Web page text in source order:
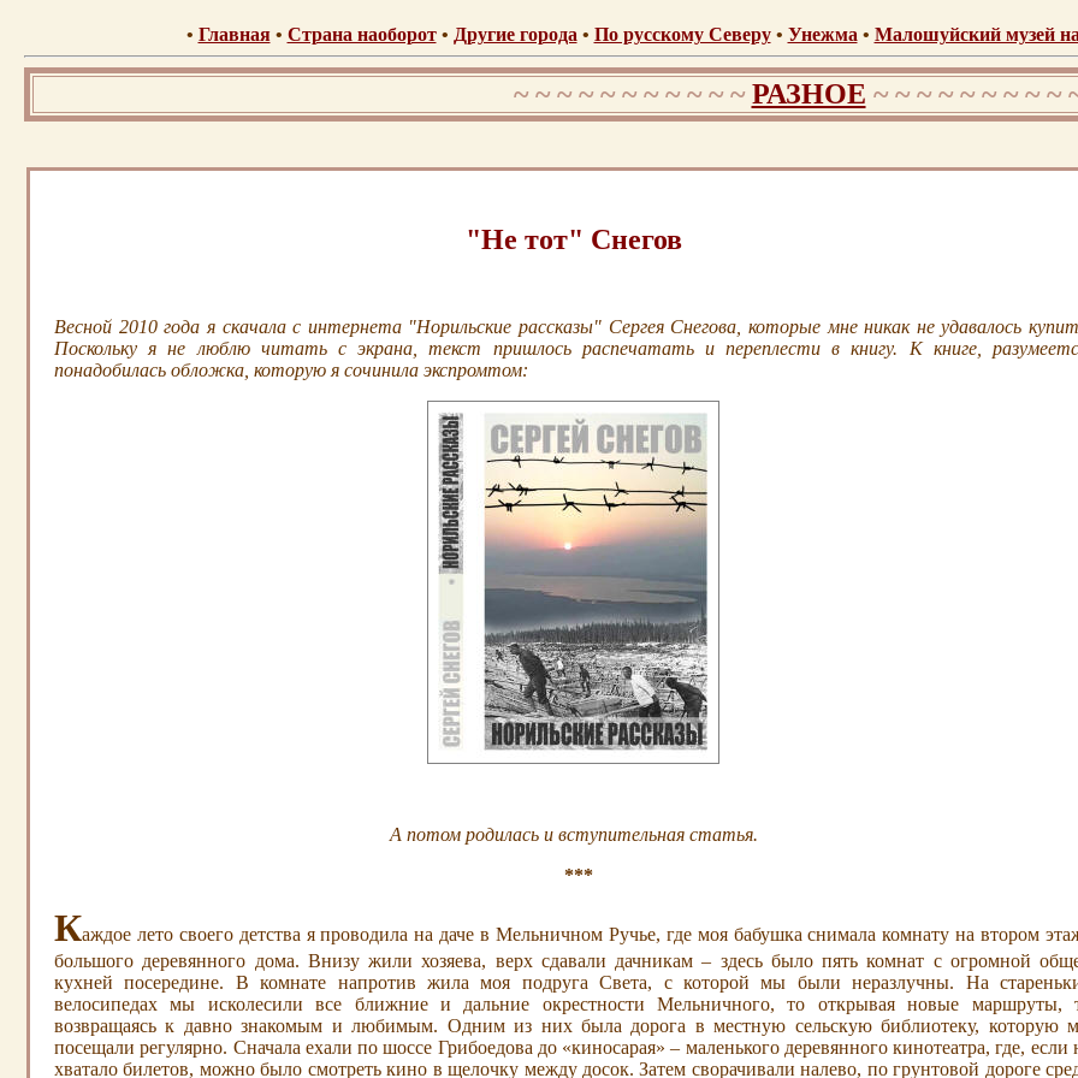
• Главная• Страна наоборот• Другие города • По русскому Северу• Унежма • Малошуйский музей
~ ~ ~ ~ ~ ~ ~ ~ ~ ~ ~ РАЗНОЕ ~ ~ ~ ~ ~ ~ ~ ~ ~
"Не тот" Снегов
Весной 2010 года я скачала с интернета "Норильские рассказы" Сергея Снегова, которые мне никак не удавалось
Поскольку я не люблю читать с экрана, текст пришлось распечатать и переплести в книгу. К книге,
понадобилась обложка, которую я сочинила экспромтом:
А потом родилась и вступительная статья.
***
Каждое лето своего детства я проводила на даче в Мельничном Ручье, где моя бабушка снимала комнату на втором
большого деревянного дома. Внизу жили хозяева, верх сдавали дачникам – здесь было пять комнат с огромной
кухней посередине. В комнате напротив жила моя подруга Света, с которой мы были неразлучны. На
велосипедах мы исколесили все ближние и дальние окрестности Мельничного, то открывая новые маршруты,
возвращаясь к давно знакомым и любимым. Одним из них была дорога в местную сельскую библиотеку, которую
посещали регулярно. Сначала ехали по шоссе Грибоедова до «киносарая» – маленького деревянного кинотеатра, где, если
хватало билетов, можно было смотреть кино в щелочку между досок. Затем сворачивали налево, по грунтовой дороге